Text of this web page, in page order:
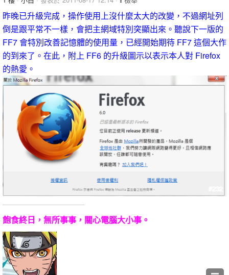
昨晚已升級完成，操作使用上沒什麼太大的改變，不過網址列
倒是跟平常不一樣，會把主網域特別突顯出來。聽說下一版的
FF7 會特別改善記憶體的使用量，已經開始期待 FF7 這個大作
的到來了。在此，附上 FF6 的升級圖示以表示本人對 Firefox
的熱愛。
飽食終日，無所事事，關心電腦大小事。